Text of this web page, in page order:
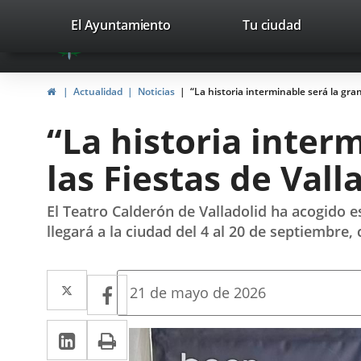
Portal
Web
del
Valladolid
avaTop
valladolid.es
El Ayuntamiento Tu ciudad
InicioActualidad Noticias “La historia interminable será la
“La historia
las Fiestas de
El Teatro Calderón de Valladolid ha
llegará a la ciudad del 4 al 20 de
Twitter
Enlace
a
una
Facebook
Enlace
a
una
LinkedIn
EnlaceImprimir
Fecha
la
noticia
21 de mayo de 2026